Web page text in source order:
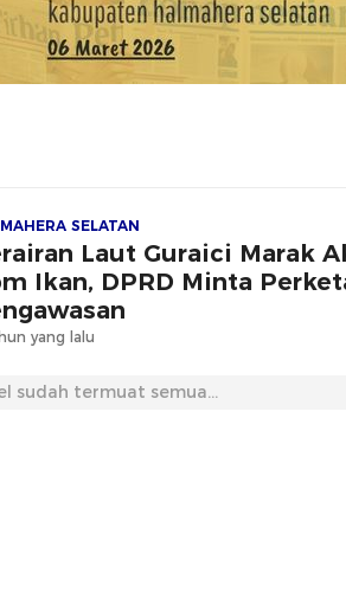
SELATAN
Laut Guraici Marak
Ikan, DPRD Minta
yang lalu
sudah termuat semua...